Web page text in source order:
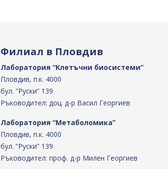
Филиал в Пловдив
Лаборатория “Клетъчни биосистеми”
Пловдив, п.к. 4000
бул. ”Руски” 139
Ръководител: доц. д-р Васил Георгиев
Лаборатория “Метаболомика”
Пловдив, п.к. 4000
бул. ”Руски” 139
Ръководител: проф. д-р Милен Георгиев